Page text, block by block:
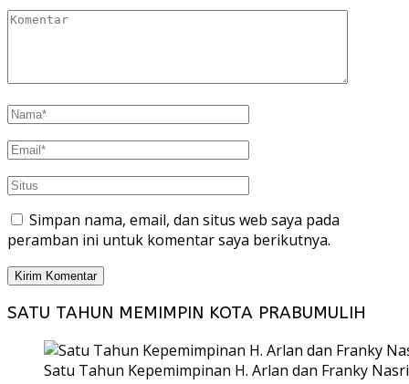
Simpan nama, email, dan situs web saya pada
peramban ini untuk komentar saya berikutnya.
SATU TAHUN MEMIMPIN KOTA PRABUMULIH
Satu Tahun Kepemimpinan H. Arlan dan Franky